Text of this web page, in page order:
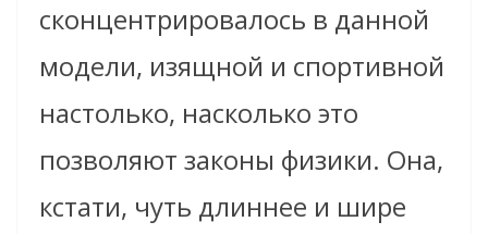
сконцентрировалось в данной
модели, изящной и спортивной
настолько, насколько это
позволяют законы физики. Она,
кстати, чуть длиннее и шире